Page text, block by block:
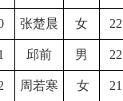
张楚晨 女 22
邱前 男 22
周若寒 女 21